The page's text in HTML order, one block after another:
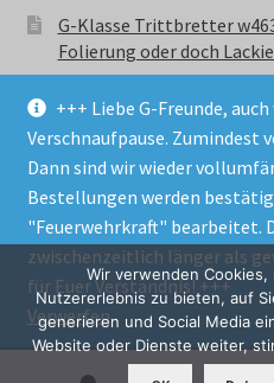
+++ Liebe G-Freunde,
Verschnaufpause. Zumindest
Dann sind wir wieder
Bestellungen werden
"Feuerwehrkraft" bearbeitet.
zwischenzeitlich länger als
für Euer Verständnis! +++
Verwerfen
G-Klasse Trittbretter
Folierung oder doch
© GParts24 - G-Klasse w463
Ersatzteile & Zubebehör.
Datenschutzerklärung
Alle Preise inkl. der gesetzlichen
Wir verwenden Cookies,
Nutzererlebnis zu bieten, auf
generieren und Social Media
Website oder Dienste weiter,